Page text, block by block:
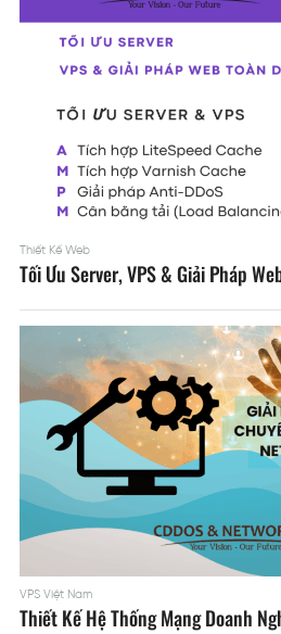
Thiết Kế Web
Tối Ưu Server, VPS & Giải Pháp
VPS Việt Nam
Thiết Kế Hệ Thống Mạng Doanh